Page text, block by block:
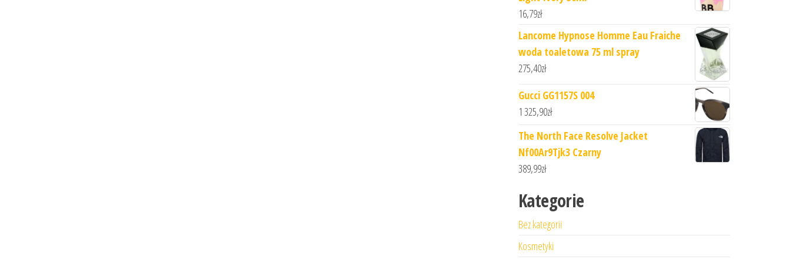
16,79zł
Lancome Hypnose Homme Eau Fraiche
woda toaletowa 75 ml spray
275,40zł
Gucci GG1157S 004
1 325,90zł
The North Face Resolve Jacket
Nf00Ar9Tjk3 Czarny
389,99zł
Kategorie
Bez kategorii
Kosmetyki